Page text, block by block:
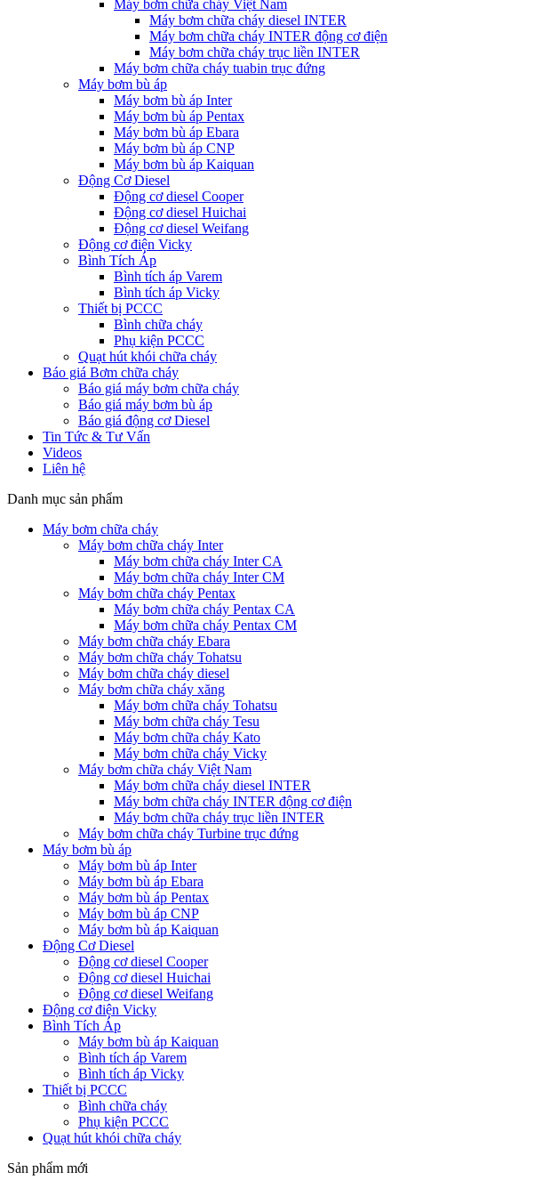
Máy bơm chữa cháy Việt Nam
Máy bơm chữa cháy diesel INTER
Máy bơm chữa cháy INTER động cơ điện
Máy bơm chữa cháy trục liền INTER
Máy bơm chữa cháy tuabin trục đứng
Máy bơm bù áp
Máy bơm bù áp Inter
Máy bơm bù áp Pentax
Máy bơm bù áp Ebara
Máy bơm bù áp CNP
Máy bơm bù áp Kaiquan
Động Cơ Diesel
Động cơ diesel Cooper
Động cơ diesel Huichai
Động cơ diesel Weifang
Động cơ điện Vicky
Bình Tích Áp
Bình tích áp Varem
Bình tích áp Vicky
Thiết bị PCCC
Bình chữa cháy
Phụ kiện PCCC
Quạt hút khói chữa cháy
Báo giá Bơm chữa cháy
Báo giá máy bơm chữa cháy
Báo giá máy bơm bù áp
Báo giá động cơ Diesel
Tin Tức & Tư Vấn
Videos
Liên hệ
Danh mục sản phẩm
Máy bơm chữa cháy
Máy bơm chữa cháy Inter
Máy bơm chữa cháy Inter CA
Máy bơm chữa cháy Inter CM
Máy bơm chữa cháy Pentax
Máy bơm chữa cháy Pentax CA
Máy bơm chữa cháy Pentax CM
Máy bơm chữa cháy Ebara
Máy bơm chữa cháy Tohatsu
Máy bơm chữa cháy diesel
Máy bơm chữa cháy xăng
Máy bơm chữa cháy Tohatsu
Máy bơm chữa cháy Tesu
Máy bơm chữa cháy Kato
Máy bơm chữa cháy Vicky
Máy bơm chữa cháy Việt Nam
Máy bơm chữa cháy diesel INTER
Máy bơm chữa cháy INTER động cơ điện
Máy bơm chữa cháy trục liền INTER
Máy bơm chữa cháy Turbine trục đứng
Máy bơm bù áp
Máy bơm bù áp Inter
Máy bơm bù áp Ebara
Máy bơm bù áp Pentax
Máy bơm bù áp CNP
Máy bơm bù áp Kaiquan
Động Cơ Diesel
Động cơ diesel Cooper
Động cơ diesel Huichai
Động cơ diesel Weifang
Động cơ điện Vicky
Bình Tích Áp
Máy bơm bù áp Kaiquan
Bình tích áp Varem
Bình tích áp Vicky
Thiết bị PCCC
Bình chữa cháy
Phụ kiện PCCC
Quạt hút khói chữa cháy
Sản phẩm mới